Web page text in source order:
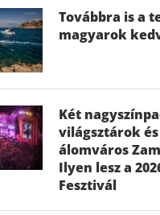
Továbbra is a
magyarok
Két
világsztárok
álomváros
Ilyen lesz a
Fesztivál